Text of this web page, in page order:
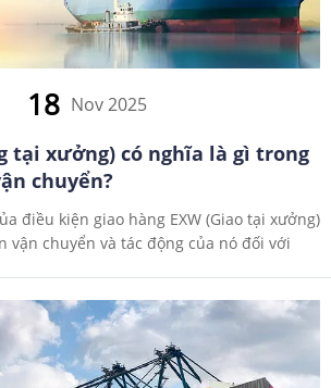
18 Nov 2025
tại xưởng) có nghĩa là gì trong
chuyển?
điều kiện giao hàng EXW (Giao tại xưởng)
vận chuyển và tác động của nó đối với